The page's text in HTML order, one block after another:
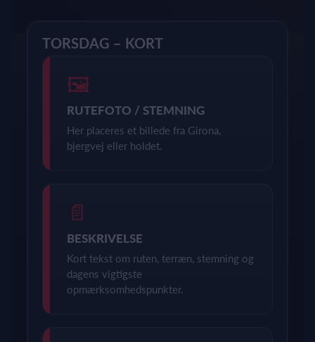
TORSDAG – KORT
🖼
RUTEFOTO / STEMNING
Her placeres et billede fra Girona,
bjergvej eller holdet.
📄
BESKRIVELSE
Kort tekst om ruten, terræn, stemning og
dagens vigtigste
opmærksomhedspunkter.